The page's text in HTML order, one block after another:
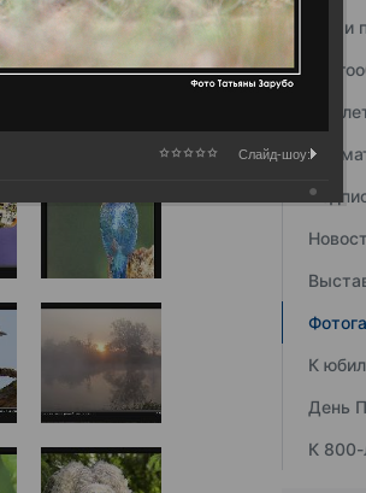
Наши
К
День
К 800-
Слайд-шоу: